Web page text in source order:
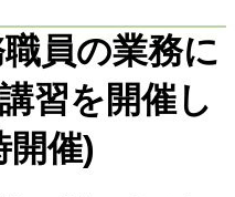
員の業務に
習を開催し
開催)